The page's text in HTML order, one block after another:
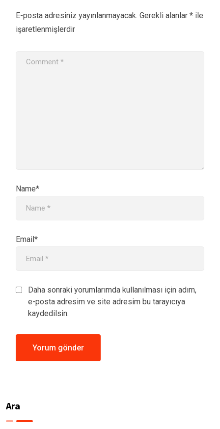
E-posta adresiniz yayınlanmayacak. Gerekli alanlar * ile
işaretlenmişlerdir
Name*
Email*
Daha sonraki yorumlarımda kullanılması için adım,
e-posta adresim ve site adresim bu tarayıcıya
kaydedilsin.
Ara